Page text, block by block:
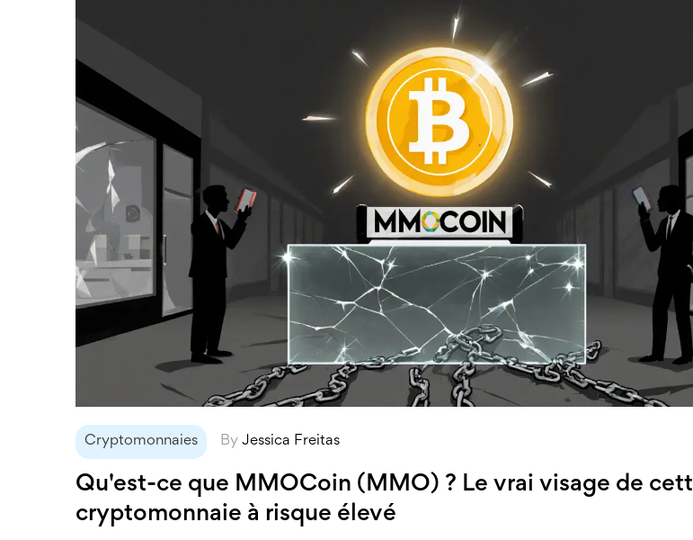
Cryptomonnaies By Jessica Freitas
Qu'est-ce que MMOCoin (MMO) ? Le vrai visage de
cryptomonnaie à risque élevé